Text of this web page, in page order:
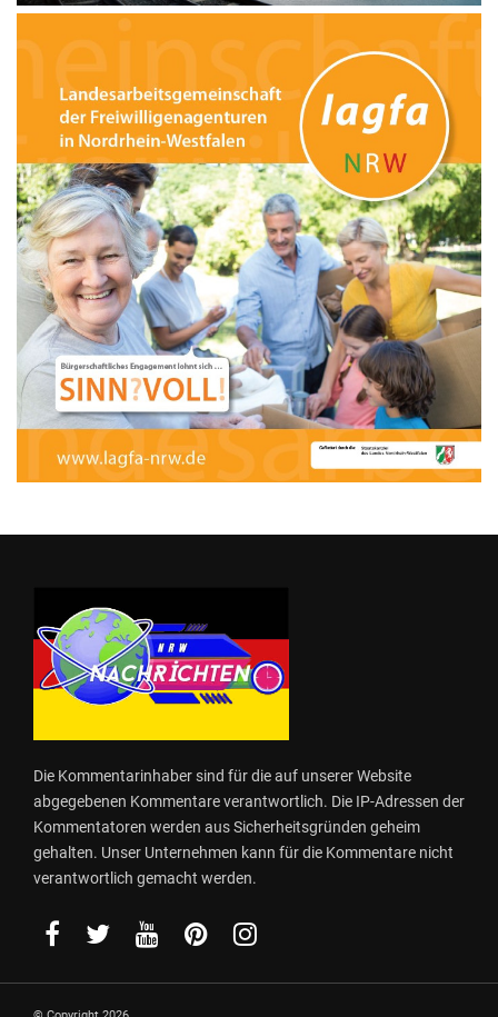
Die Kommentarinhaber sind für die auf unserer Website
abgegebenen Kommentare verantwortlich. Die IP-Adressen der
Kommentatoren werden aus Sicherheitsgründen geheim
gehalten. Unser Unternehmen kann für die Kommentare nicht
verantwortlich gemacht werden.